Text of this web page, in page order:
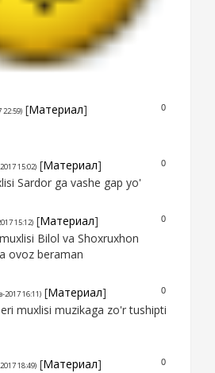
0
22:59) [Материал]
0
15:02) [Материал]
Sardor ga vashe gap yo'
0
15:12) [Материал]
Bilol va Shoxruxhon
ovoz beraman
0
2017 16:11) [Материал]
muxlisi muzikaga zo'r tushipti
0
18:49) [Материал]